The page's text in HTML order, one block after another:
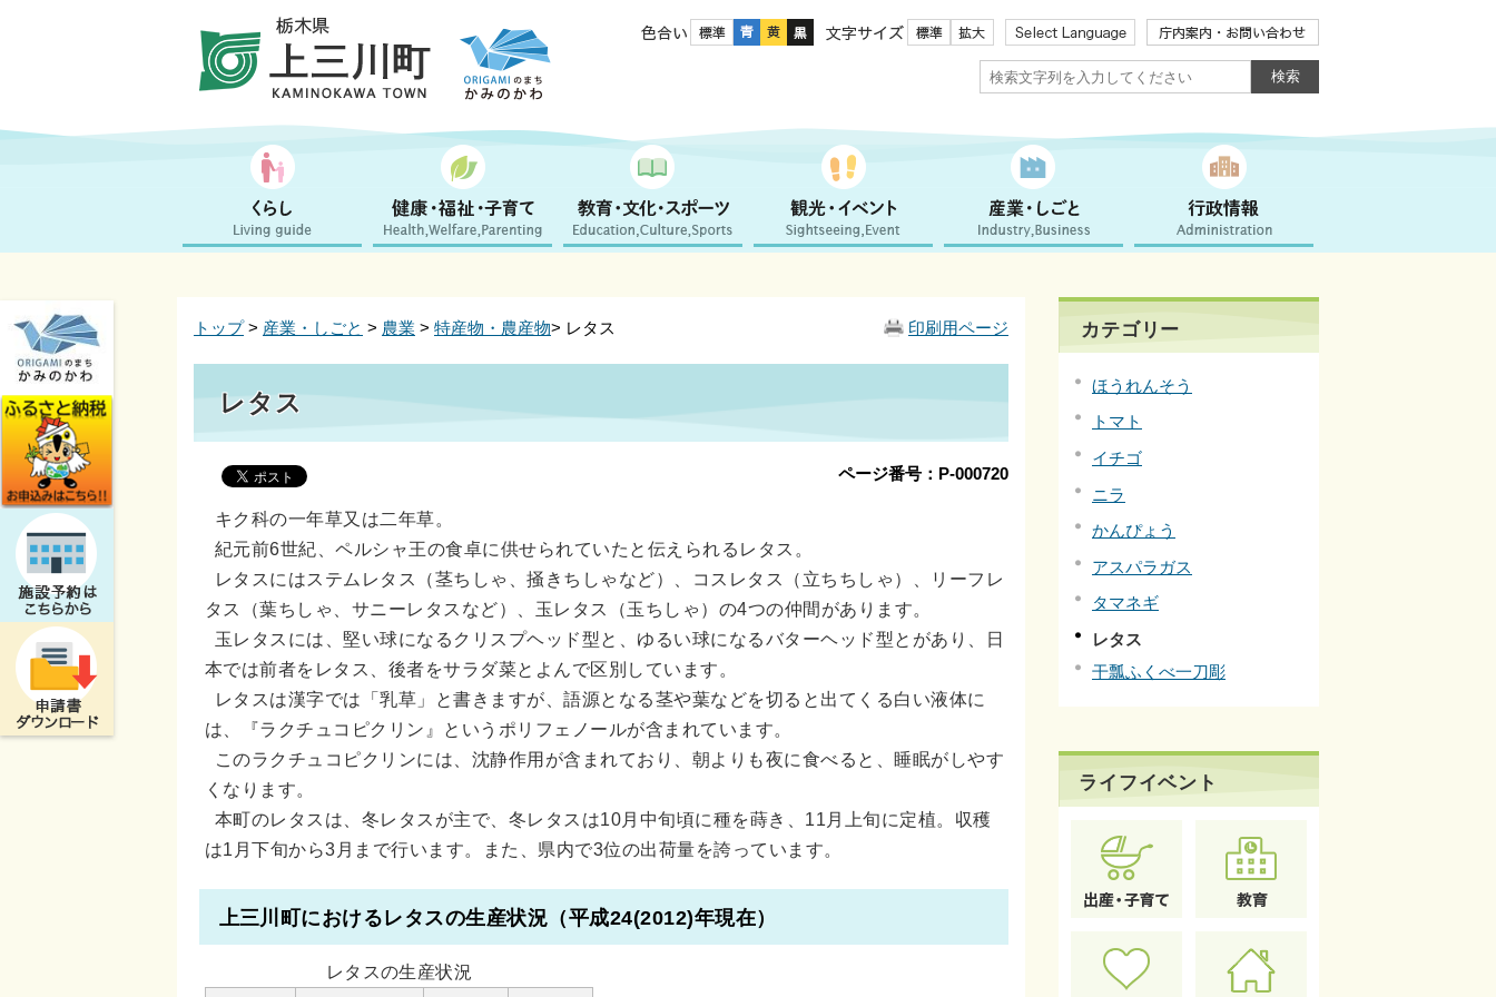
色合い 文字サイズ
印刷用ページ
トップ> 産業・しごと > 農業 > 特産物・農産物> レタス
レタス
ページ番号：P-000720
キク科の一年草又は二年草。
紀元前6世紀、ペルシャ王の食卓に供せられていたと伝えられるレタス。
レタスにはステムレタス（茎ちしゃ、掻きちしゃなど）、コスレタス（立ちちしゃ）、リーフレ
タス（葉ちしゃ、サニーレタスなど）、玉レタス（玉ちしゃ）の4つの仲間があります。
玉レタスには、堅い球になるクリスプヘッド型と、ゆるい球になるバターヘッド型とがあり、日
本では前者をレタス、後者をサラダ菜とよんで区別しています。
レタスは漢字では「乳草」と書きますが、語源となる茎や葉などを切ると出てくる白い液体に
は、『ラクチュコピクリン』というポリフェノールが含まれています。
このラクチュコピクリンには、沈静作用が含まれており、朝よりも夜に食べると、睡眠がしやす
くなります。
本町のレタスは、冬レタスが主で、冬レタスは10月中旬頃に種を蒔き、11月上旬に定植。収穫
は1月下旬から3月まで行います。また、県内で3位の出荷量を誇っています。
上三川町におけるレタスの生産状況（平成24(2012)年現在）
レタスの生産状況
カテゴリー
ほうれんそう
トマト
イチゴ
ニラ
かんぴょう
アスパラガス
タマネギ
レタス
干瓢ふくべ一刀彫
ライフイベント